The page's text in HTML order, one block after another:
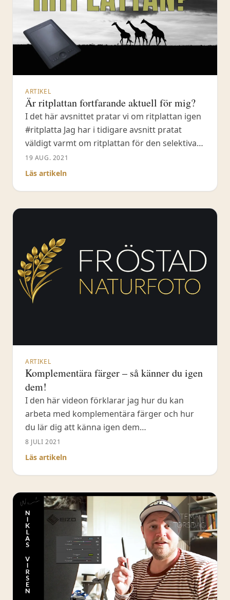
ARTIKEL
Är ritplattan fortfarande aktuell för mig?
I det här avsnittet pratar vi om ritplattan igen
#ritplatta Jag har i tidigare avsnitt pratat
väldigt varmt om ritplattan för den selektiva
efterbehandlingen och den åsikten kvarstår.
Däremot ändras saker & ting hur man
CC. Detta gör att ritplattan inte är lika viktig
19 AUG. 2021
Läs artikeln
ARTIKEL
Komplementära färger – så känner du igen
dem!
I den här videon förklarar jag hur du kan
arbeta med komplementära färger och hur
du lär dig att känna igen dem
#komplementära färger Brukar du söka efter
olika typer av färgsammansättningar i
efter komplementära färger. Komplementära
färger är
8 JULI 2021
Läs artikeln